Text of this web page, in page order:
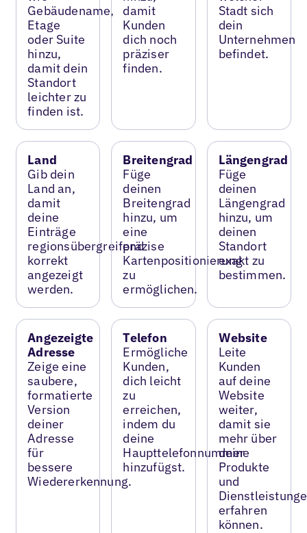
Gebäudename,
Etage
oder Suite
hinzu,
damit dein
Standort
leichter zu
finden ist.
damit
Kunden
dich noch
präziser
finden.
Stadt sich
dein
Unternehmen
befindet.
Land
Gib dein
Land an,
damit
deine
Einträge
regionsübergreifend
korrekt
angezeigt
werden.
Breitengrad
Füge
deinen
Breitengrad
hinzu, um
eine
präzise
Kartenpositionierung
zu
ermöglichen.
Längengrad
Füge
deinen
Längengrad
hinzu, um
deinen
Standort
exakt zu
bestimmen.
Angezeigte
Adresse
Zeige eine
saubere,
formatierte
Version
deiner
Adresse
für
bessere
Wiedererkennung.
Telefon
Ermögliche
Kunden,
dich leicht
zu
erreichen,
indem du
deine
Haupttelefonnummer
hinzufügst.
Website
Leite
Kunden
auf deine
Website
weiter,
damit sie
mehr über
deine
Produkte
und
erfahren
können.